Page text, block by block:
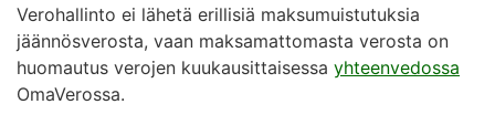
Verohallinto ei lähetä erillisiä maksumuistutuksia
jäännösverosta, vaan maksamattomasta verosta on
huomautus verojen kuukausittaisessa yhteenvedossa
OmaVerossa.